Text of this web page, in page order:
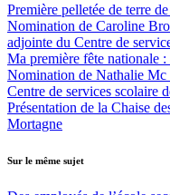
Première pelletée de terre
Nomination de Caroline
adjointe du Centre de
Ma première fête nationale
Nomination de Nathalie Mc
Centre de services scolaire
Présentation de la Chaise
Mortagne
Sur le même sujet